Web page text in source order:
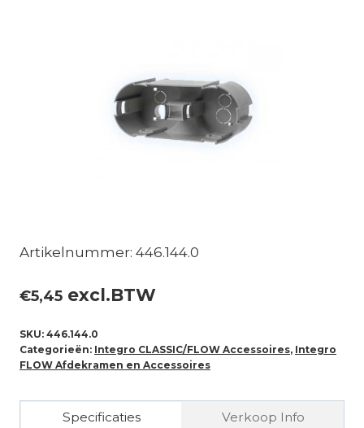
Artikelnummer: 446.144.0
€5,45 excl.BTW
SKU: 446.144.0
Categorieën: Integro CLASSIC/FLOW Accessoires, Integro
FLOW Afdekramen en Accessoires
Specificaties Verkoop Info